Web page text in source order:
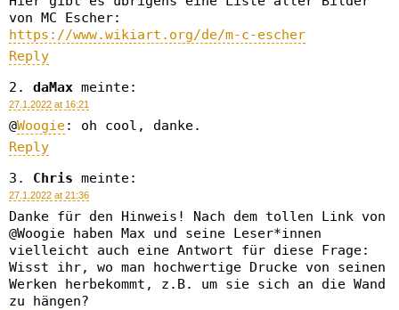
von MC Escher:
https://www.wikiart.org/de/m-c-escher
Reply
daMax meinte:
27.1.2022 at 16:21
@Woogie: oh cool, danke.
Reply
Chris meinte:
27.1.2022 at 21:36
Danke für den Hinweis! Nach dem tollen Link von
@Woogie haben Max und seine Leser*innen
vielleicht auch eine Antwort für diese Frage:
Wisst ihr, wo man hochwertige Drucke von seinen
Werken herbekommt, z.B. um sie sich an die Wand
zu hängen?